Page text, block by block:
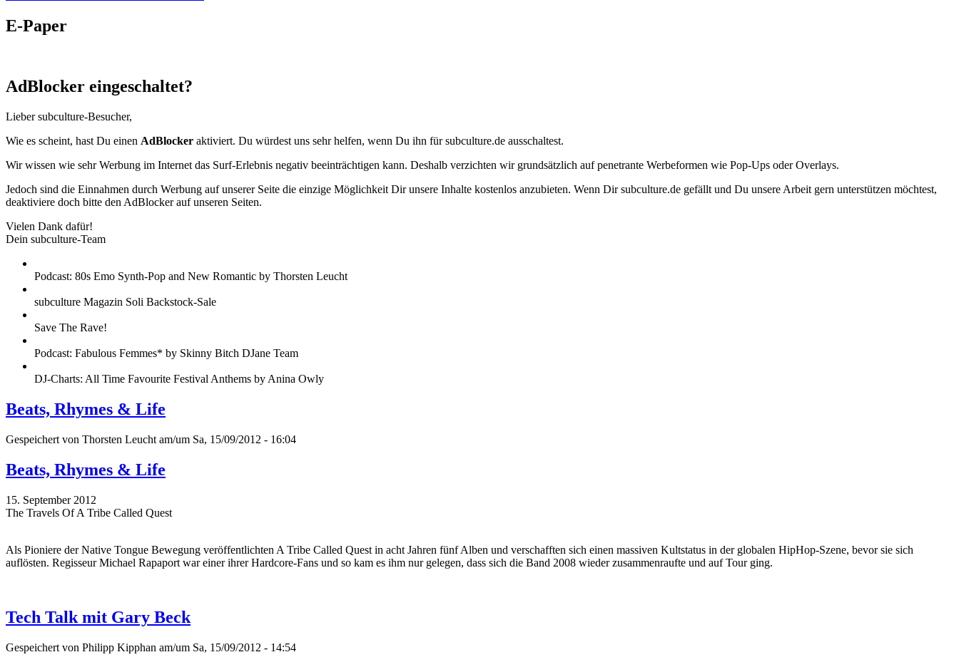
E-Paper
AdBlocker eingeschaltet?
Lieber subculture-Besucher,
Wie es scheint, hast Du einen AdBlocker aktiviert. Du würdest uns sehr helfen, wenn Du ihn für subculture.de ausschaltest.
Wir wissen wie sehr Werbung im Internet das Surf-Erlebnis negativ beeinträchtigen kann. Deshalb verzichten wir grundsätzlich auf penetrante Werbeformen wie Pop-Ups oder Overlays.
Jedoch sind die Einnahmen durch Werbung auf unserer Seite die einzige Möglichkeit Dir unsere Inhalte kostenlos anzubieten. Wenn Dir subculture.de gefällt und Du unsere Arbeit gern unterstützen möchtest,
deaktiviere doch bitte den AdBlocker auf unseren Seiten.
Vielen Dank dafür!
Dein subculture-Team
Podcast: 80s Emo Synth-Pop and New Romantic by Thorsten Leucht
subculture Magazin Soli Backstock-Sale
Save The Rave!
Podcast: Fabulous Femmes* by Skinny Bitch DJane Team
DJ-Charts: All Time Favourite Festival Anthems by Anina Owly
Beats, Rhymes & Life
Gespeichert von Thorsten Leucht am/um Sa, 15/09/2012 - 16:04
Beats, Rhymes & Life
15. September 2012
The Travels Of A Tribe Called Quest
Als Pioniere der Native Tongue Bewegung veröffentlichten A Tribe Called Quest in acht Jahren fünf Alben und verschafften sich einen massiven Kultstatus in der globalen HipHop-Szene, bevor sie sich
auflösten. Regisseur Michael Rapaport war einer ihrer Hardcore-Fans und so kam es ihm nur gelegen, dass sich die Band 2008 wieder zusammenraufte und auf Tour ging.
Tech Talk mit Gary Beck
Gespeichert von Philipp Kipphan am/um Sa, 15/09/2012 - 14:54